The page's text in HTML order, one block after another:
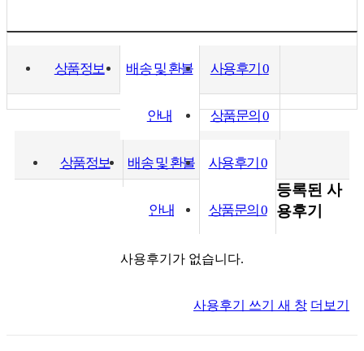
상품정보 배송 및 환불
안내
사용후기0
상품문의0
상품정보 배송 및 환불
안내
사용후기 0
상품문의 0
등록된 사
용후기
사용후기가 없습니다.
사용후기 쓰기 새 창 더보기